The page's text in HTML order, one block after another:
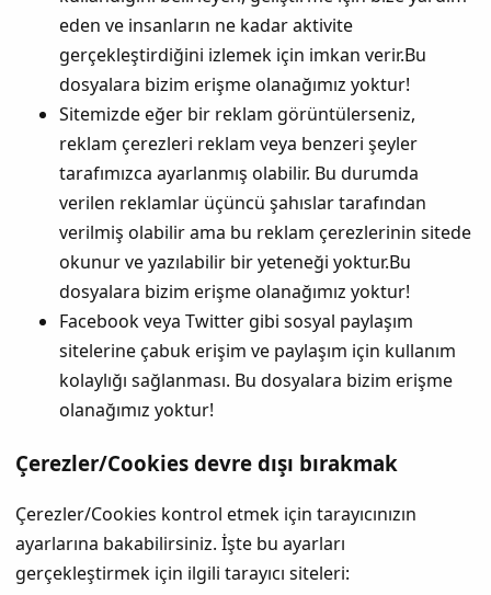
eden ve insanların ne kadar aktivite
gerçekleştirdiğini izlemek için imkan verir.Bu
dosyalara bizim erişme olanağımız yoktur!
Sitemizde eğer bir reklam görüntülerseniz,
reklam çerezleri reklam veya benzeri şeyler
tarafımızca ayarlanmış olabilir. Bu durumda
verilen reklamlar üçüncü şahıslar tarafından
verilmiş olabilir ama bu reklam çerezlerinin sitede
okunur ve yazılabilir bir yeteneği yoktur.Bu
dosyalara bizim erişme olanağımız yoktur!
Facebook veya Twitter gibi sosyal paylaşım
sitelerine çabuk erişim ve paylaşım için kullanım
kolaylığı sağlanması. Bu dosyalara bizim erişme
olanağımız yoktur!
Çerezler/Cookies devre dışı bırakmak
Çerezler/Cookies kontrol etmek için tarayıcınızın
ayarlarına bakabilirsiniz. İşte bu ayarları
gerçekleştirmek için ilgili tarayıcı siteleri: